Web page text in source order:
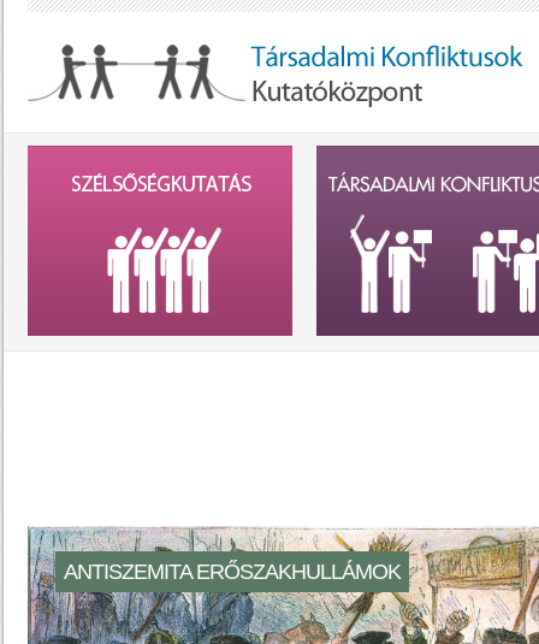
ANTISZEMITA ERŐSZAKHULLÁMOK